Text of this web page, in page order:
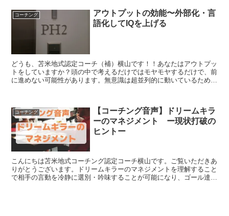
コーチング
アウトプットの効能〜外部化・言
語化してIQを上げる
どうも、苫米地式認定コーチ（補）横山です！！あなたはアウトプッ
トをしていますか？頭の中で考えるだけではモヤモヤするだけで、前
に進めない可能性があります。無意識は超並列的に動いているため、
コーチング
【コーチング音声】ドリームキラ
ーのマネジメント ー現状打破の
ヒントー
こんにちは苫米地式コーチング認定コーチ横山です。ご覧いただきあ
りがとうございます。ドリームキラーのマネジメントを理解すること
で相手の言動を冷静に選別・吟味することが可能になり、ゴール達成